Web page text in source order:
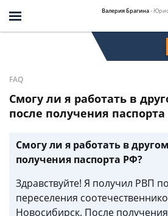
Валерия Брагина-
FAQ
Смогу ли я работать в
после получения
Смогу ли я работать в
получения паспорта РФ?
Здравствуйте! Я получил РВП
переселения
Новосибирск. После